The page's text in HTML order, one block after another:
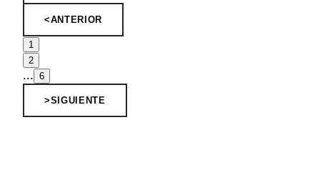
<ANTERIOR
1
2
... 6
>SIGUIENTE